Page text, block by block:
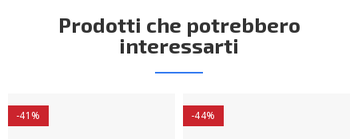
Prodotti che potrebbero
interessarti
-41% -44%